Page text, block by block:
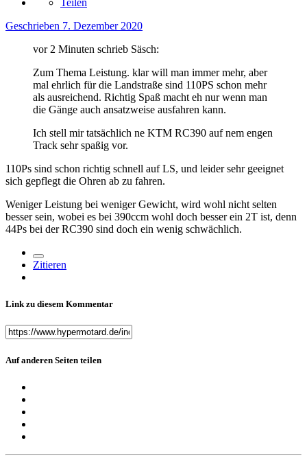
Teilen
Geschrieben 7. Dezember 2020
vor 2 Minuten schrieb Säsch:
Zum Thema Leistung. klar will man immer mehr, aber
mal ehrlich für die Landstraße sind 110PS schon mehr
als ausreichend. Richtig Spaß macht eh nur wenn man
die Gänge auch ansatzweise ausfahren kann.
Ich stell mir tatsächlich ne KTM RC390 auf nem engen
Track sehr spaßig vor.
110Ps sind schon richtig schnell auf LS, und leider sehr geeignet
sich gepflegt die Ohren ab zu fahren.
Weniger Leistung bei weniger Gewicht, wird wohl nicht selten
besser sein, wobei es bei 390ccm wohl doch besser ein 2T ist, denn
44Ps bei der RC390 sind doch ein wenig schwächlich.
Zitieren
Link zu diesem Kommentar
Auf anderen Seiten teilen